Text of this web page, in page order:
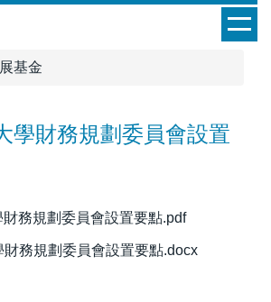
基金
學財務規劃委員會設置
務規劃委員會設置要點.pdf
財務規劃委員會設置要點.docx